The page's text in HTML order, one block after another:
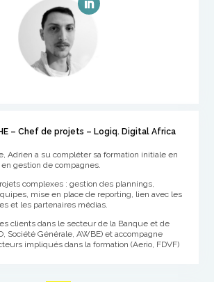
– Chef de projets – Logiq. Digital Africa
Adrien a su compléter sa formation initiale en
gestion de compagnes.
complexes : gestion des plannings,
mise en place de reporting, lien avec les
et les partenaires médias.
clients dans le secteur de la Banque et de
Société Générale, AWBE) et accompagne
impliqués dans la formation (Aerio, FDVF)